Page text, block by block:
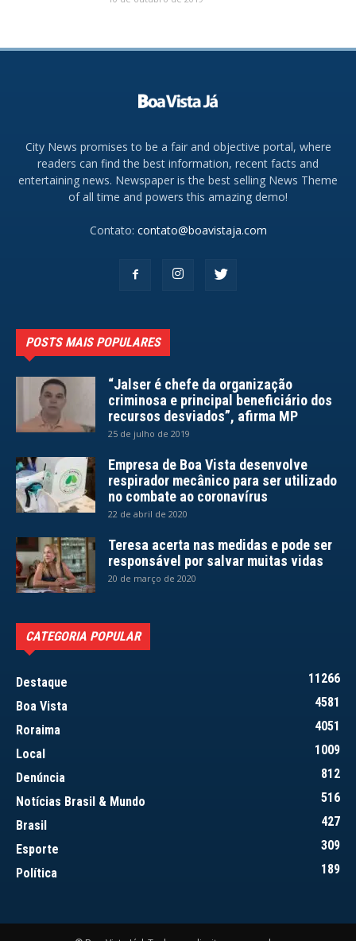
City News promises to be a fair and objective portal, where
readers can find the best information, recent facts and
entertaining news. Newspaper is the best selling News Theme
of all time and powers this amazing demo!
Contato: contato@boavistaja.com
POSTS MAIS POPULARES
“Jalser é chefe da organização
criminosa e principal beneficiário dos
recursos desviados”, afirma MP
25 de julho de 2019
Empresa de Boa Vista desenvolve
respirador mecânico para ser utilizado
no combate ao coronavírus
22 de abril de 2020
Teresa acerta nas medidas e pode ser
responsável por salvar muitas vidas
20 de março de 2020
CATEGORIA POPULAR
Destaque
11266
Boa Vista
4581
Roraima
4051
Local
1009
Denúncia
812
Notícias Brasil & Mundo
516
Brasil
427
Esporte
309
Política
189